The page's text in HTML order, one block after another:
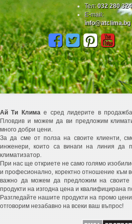
Тел:032 280 324
E-mail:
info@atclima.bg
Ай Ти Клима е сред лидерите в
Пловдив и можем да ви предложим
много добри цени.
За да сме от полза на своите клиенти,
инженери, които са винаги на линия да
климатизатор.
При нас ще откриете не само голямо
и професионално, коректно отношение към
важно да можем да предложим на своите
продукти на изгодна цена и квалифицирана
Разгледайте нашите продукти на промо
отговорим незабавно на всеки ваш въпрос!